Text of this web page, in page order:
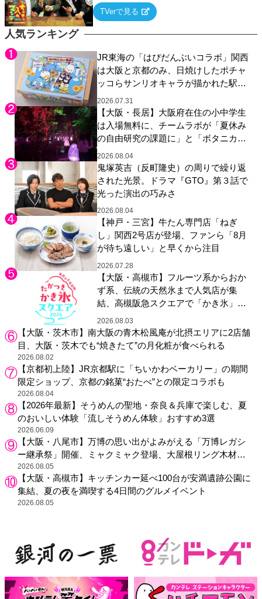
人気ランキング
JR東海の「はぴだんぶいコラボ」関西
は大阪と京都のみ、日焼けしたポチャ
ッコらサンリオキャラが描かれた駅弁
やグッズが登場
2026.07.31
【大阪・長居】大阪府在住の小中学生
は入場無料に、チームラボが「夏休み
の自由研究の課題に」と「ボタニカル
ガーデン 大阪」へ招待
2026.08.04
鬼塚英吉（反町隆史）の周りで繰り返
された光景。ドラマ『GTO』第３話で
光った演出の巧みさ
2026.08.04
【神戸・三宮】牛たん専門店「ねぎ
し」関西2号店が登場、ファンら「8月
が待ち遠しい」と早くから注目
2026.07.28
【大阪・高槻市】フルーツ系からおか
ず系、伝統の天然氷まで人気店が集
結、高槻阪急スクエアで「かき氷」祭
り
2026.08.03
【大阪・茨木市】南大阪の青木松風庵が北摂エリアに2店舗
目、大阪・茨木でも“焼きたて”の月化粧が食べられる
2026.08.02
【京都初上陸】JR京都駅に「ちいかわベーカリー」の期間
限定ショップ、京都の銘菓“おたべ”との限定コラボも
2026.08.04
【2026年最新】そうめんの聖地・奈良＆兵庫で楽しむ、夏
のおいしい体験「流しそうめん体験」おすすめ3選
2026.06.09
【大阪・八尾市】万博の思い出がよみがえる「万博レガシ
ー継承祭」開催、ミャクミャク登場、大屋根リング木材展
示も
2026.08.05
【大阪・高槻市】キッチンカー延べ100台が安満遺跡公園に
集結、夏の夜を満喫する4日間のグルメイベント
2026.08.05
るテーマについて好き放題にちゃちゃを入れ
ていく関西色を前面に押し出したトークバラ
TVerで見る